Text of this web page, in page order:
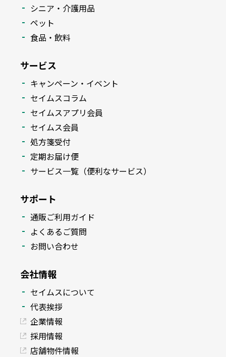
シニア・介護用品
ペット
食品・飲料
サービス
キャンペーン・イベント
セイムスコラム
セイムスアプリ会員
セイムス会員
処方箋受付
定期お届け便
サービス一覧（便利なサービス）
サポート
通販ご利用ガイド
よくあるご質問
お問い合わせ
会社情報
セイムスについて
代表挨拶
企業情報
採用情報
店舗物件情報